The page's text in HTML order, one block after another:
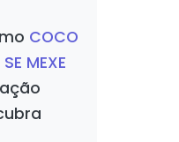
COCO
MEXE